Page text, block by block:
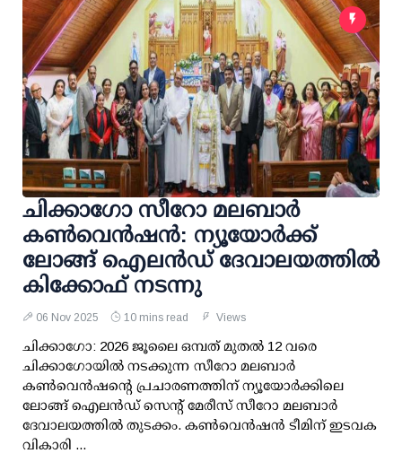
ചിക്കാ​ഗോ സീറോ മലബാർ
കൺവെൻഷൻ: ന്യൂയോർക്ക്
ലോങ്ങ് ഐലൻഡ് ദേവാലയത്തിൽ
കിക്കോഫ് നടന്നു
06 Nov 2025 10 mins read Views
ചിക്കാഗോ: 2026 ജൂലൈ ഒമ്പത് മുതൽ 12 വരെ
ചിക്കാഗോയിൽ നടക്കുന്ന സീറോ മലബാർ
കൺവെൻഷന്റെ പ്രചാരണത്തിന് ന്യൂയോർക്കിലെ
ലോങ്ങ് ഐലൻഡ് സെന്റ് മേരീസ് സീറോ മലബാർ
ദേവാലയത്തിൽ തുടക്കം. കൺവെൻഷൻ ടീമിന് ഇടവക
വികാരി ...